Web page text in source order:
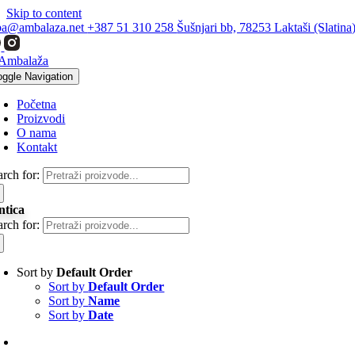
Skip to content
+387 51 310 258 Šušnjari bb, 78253 Laktaši (Slatina)
Navigation
Početna
Proizvodi
O nama
Kontakt
for:
for:
Sort byDefault Order
Sort byDefault Order
Sort byName
Sort byDate